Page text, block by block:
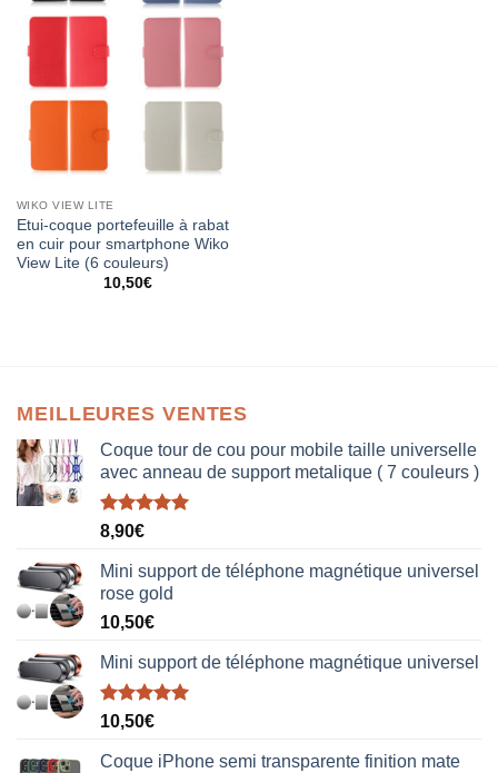
WIKO VIEW LITE
Etui-coque portefeuille à rabat
en cuir pour smartphone Wiko
View Lite (6 couleurs)
10,50€
MEILLEURES VENTES
Coque tour de cou pour mobile taille universelle
avec anneau de support metalique ( 7 couleurs )
Note5.00
8,90€
Mini support de téléphone magnétique universel
rose gold
10,50€
Mini support de téléphone magnétique universel
Note5.00
10,50€
Coque iPhone semi transparente finition mate